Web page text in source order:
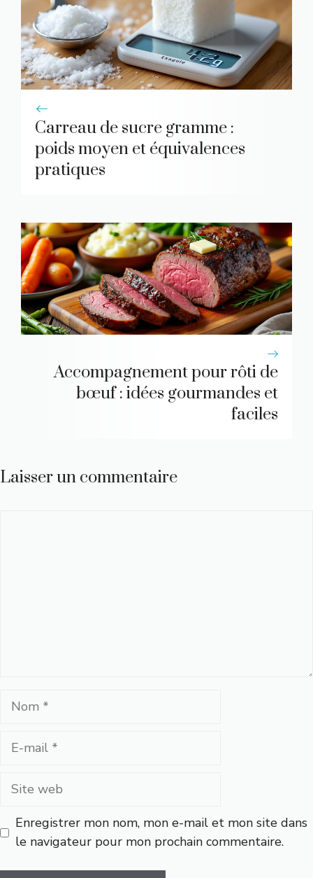
Carreau de sucre gramme :
poids moyen et équivalences
pratiques
Accompagnement pour rôti de
bœuf : idées gourmandes et
faciles
Laisser un commentaire
Nom
Site
Enregistrer mon nom, mon e-mail et mon site dans
le navigateur pour mon prochain commentaire.